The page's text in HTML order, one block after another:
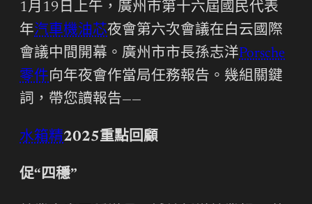
1月19日上午，廣州市第十六屆國民代表
年汽車機油芯夜會第六次會議在白云國際
會議中間開幕。廣州市市長孫志洋Porsche
零件向年夜會作當局任務報告。幾組關鍵
詞，帶您讀報告——
水箱精2025重點回顧
促“四穩”